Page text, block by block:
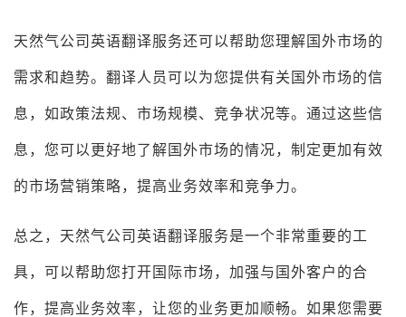
天然气公司英语翻译服务还可以帮助您理解国外市场的
需求和趋势。翻译人员可以为您提供有关国外市场的信
息，如政策法规、市场规模、竞争状况等。通过这些信
息，您可以更好地了解国外市场的情况，制定更加有效
的市场营销策略，提高业务效率和竞争力。
总之，天然气公司英语翻译服务是一个非常重要的工
具，可以帮助您打开国际市场，加强与国外客户的合
作，提高业务效率，让您的业务更加顺畅。如果您需要